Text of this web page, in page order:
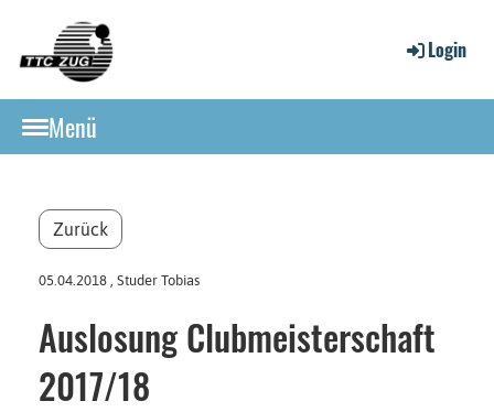
Login
Menü
Zurück
05.04.2018 , Studer Tobias
Auslosung Clubmeisterschaft
2017/18